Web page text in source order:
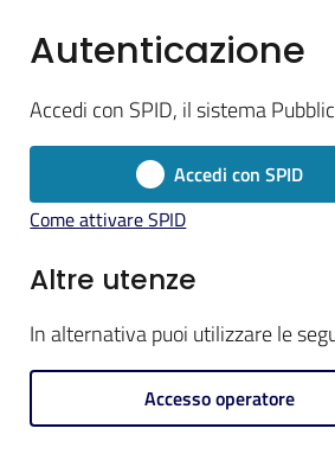
Autenticazione
Accedi con SPID, il sistema
Accedi con SPID
Come attivare SPID
Altre utenze
In alternativa puoi utilizzare le
Accesso operatore